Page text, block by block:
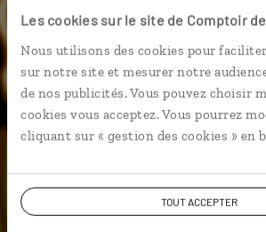
Les cookies sur le site de Comptoir
Nous utilisons des cookies pour
sur notre site et mesurer notre
de nos publicités. Vous pouvez choisir
cookies vous acceptez. Vous pourrez
cliquant sur « gestion des cookies » en
TOUT ACCEPTER
téléphone.
Vous gardez le même
pendant et après votre voyage.
ou